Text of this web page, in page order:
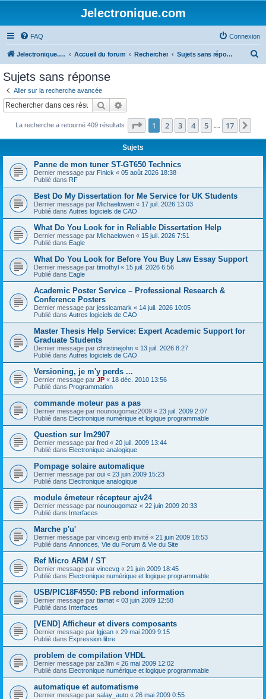
Jelectronique.com
FAQ Connexion
Jelectronique.com Accueil du forum Rechercher Sujets sans réponse
c
Sujets sans réponse
Aller sur la recherche avancée
Rechercher
La recherche a retourné 409 résultats Page 1sur17
1 2 3 4 5 17
Sujets
Panne de mon tuner ST-GT650 Technics
Dernier message par Finick « 05 août 2026 18:38
Publié dans RF
Best Do My Dissertation for Me Service for UK Students
Dernier message par Michaelowen « 17 juil. 2026 13:03
Publié dans Autres logiciels de CAO
What Do You Look for in Reliable Dissertation Help
Dernier message par Michaelowen « 15 juil. 2026 7:51
Publié dans Eagle
What Do You Look for Before You Buy Law Essay Support
Dernier message par timothyl « 15 juil. 2026 6:56
Publié dans Eagle
Academic Poster Service – Professional Research &
Conference Posters
Dernier message par jessicamark « 14 juil. 2026 10:05
Publié dans Autres logiciels de CAO
Master Thesis Help Service: Expert Academic Support for
Graduate Students
Dernier message par christinejohn « 13 juil. 2026 8:27
Publié dans Autres logiciels de CAO
Versioning, je m'y perds ...
Dernier message par JP « 18 déc. 2010 13:56
Publié dans Programmation
commande moteur pas a pas
Dernier message par nounougomaz2009 « 23 juil. 2009 2:07
Publié dans Electronique numérique et logique programmable
Question sur lm2907
Dernier message par fred « 20 juil. 2009 13:44
Publié dans Electronique analogique
Pompage solaire automatique
Dernier message par oui « 23 juin 2009 15:23
Publié dans Electronique analogique
module émeteur récepteur ajv24
Dernier message par nounougomaz « 22 juin 2009 20:33
Publié dans Interfaces
Marche p'u'
Dernier message par vincevg enb invité « 21 juin 2009 18:53
Publié dans Annonces, Vie du Forum & Vie du Site
Ref Micro ARM / ST
Dernier message par vincevg « 21 juin 2009 18:45
Publié dans Electronique numérique et logique programmable
USB/PIC18F4550: PB rebond information
Dernier message par tiamat « 03 juin 2009 12:58
Publié dans Interfaces
[VEND] Afficheur et divers composants
Dernier message par lgjean « 29 mai 2009 9:15
Publié dans Expression libre
problem de compilation VHDL
Dernier message par za3im « 26 mai 2009 12:02
Publié dans Electronique numérique et logique programmable
automatique et automatisme
Dernier message par salay_auto « 26 mai 2009 0:55